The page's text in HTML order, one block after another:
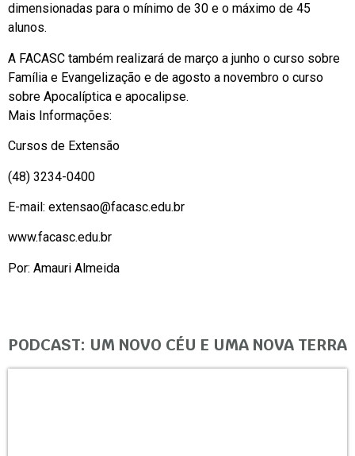
dimensionadas para o mínimo de 30 e o máximo de 45
alunos.
A FACASC também realizará de março a junho o curso sobre
Família e Evangelização e de agosto a novembro o curso
sobre Apocalíptica e apocalipse.
Mais Informações:
Cursos de Extensão
(48) 3234-0400
E-mail: extensao@facasc.edu.br
www.facasc.edu.br
Por: Amauri Almeida
PODCAST: UM NOVO CÉU E UMA NOVA TERRA